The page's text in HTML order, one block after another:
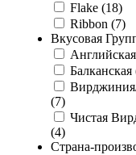
Flake (18)
Ribbon (7)
Вкусовая
Английская
Балканская
(7)
Чистая
(4)
Страна-